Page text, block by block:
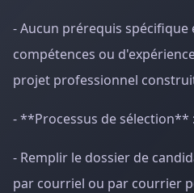
- Aucun prérequis spécifique
compétences ou
projet professionnel
- **Processus de sélection** :
- Remplir le dossier de
par courriel ou par courrier